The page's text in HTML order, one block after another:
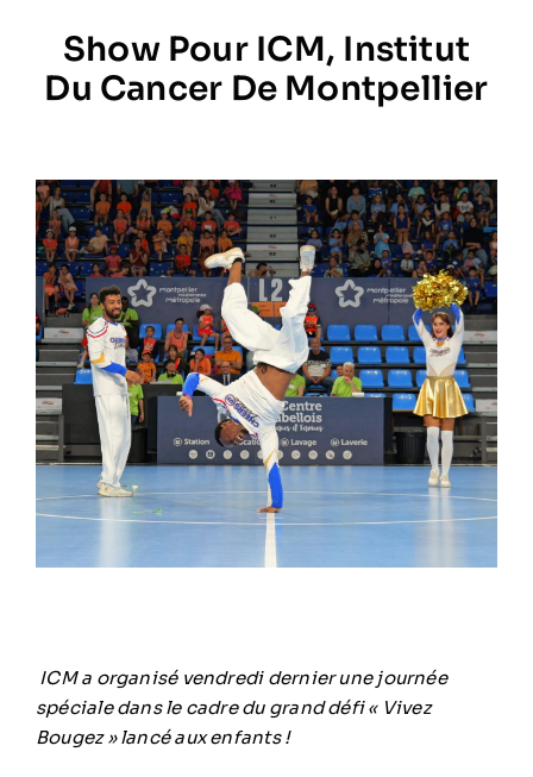
Prestations
Galerie
Formation
Contact
Show Pour ICM, Institut
Du Cancer De Montpellier
ICM a organisé vendredi dernier une journée
spéciale dans le cadre du grand défi « Vivez
Bougez » lancé aux enfants !